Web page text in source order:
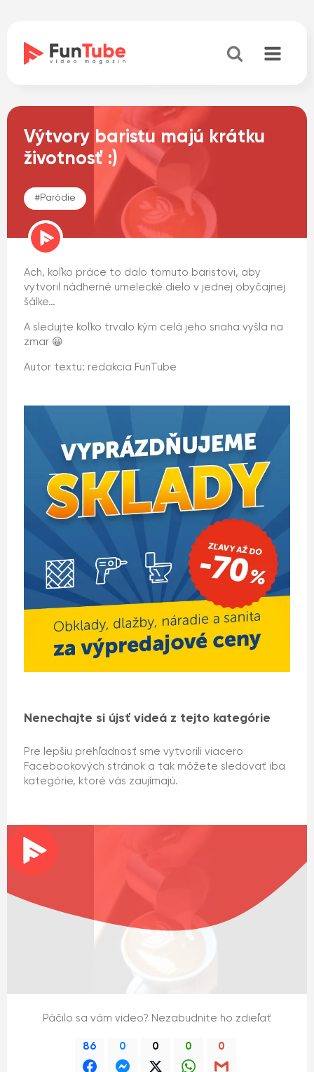
Výtvory baristu majú krátku
životnosť :)
#Paródie
Ach, koľko práce to dalo tomuto baristovi, aby
vytvoril nádherné umelecké dielo v jednej obyčajnej
šálke…
A sledujte koľko trvalo kým celá jeho snaha vyšla na
zmar 😀
Autor textu: redakcia FunTube
Nenechajte si újsť videá z tejto kategórie
Pre lepšiu prehľadnosť sme vytvorili viacero
Facebookových stránok a tak môžete sledovať iba
kategórie, ktoré vás zaujímajú.
Páčilo sa vám video? Nezabudnite ho zdieľať
86 0 0 0 0